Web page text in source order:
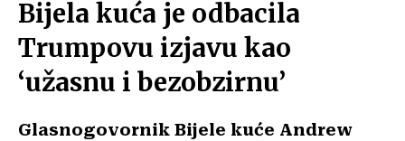
Bijela kuća je odbacila
Trumpovu izjavu kao
‘užasnu i bezobzirnu’
Glasnogovornik Bijele kuće Andrew